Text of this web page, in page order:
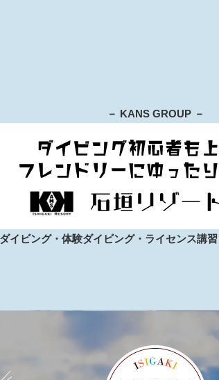
－ KANS GROUP －
イビング・体験ダイビング・ライセンス講